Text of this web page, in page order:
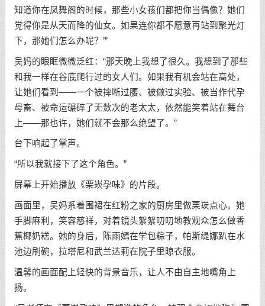
知道你在凤舞阁的时候，那些小女孩们都把你当偶像？她们
觉得你是从天而降的仙女。如果连你都不愿意再站到聚光灯
下，那她们怎么办呢？’”
吴妈的眼眶微微泛红：“那天晚上我想了很久。我想到了那些
和我一样在谷底爬行过的女人们。如果我有机会站在高处，
让她们看到——一个被摔断过腰、被做过实验、被当作代孕
母畜、被命运碾碎了无数次的老太太，依然能笑着站在舞台
上——那也许，她们就不会那么绝望了。”
台下响起了掌声。
“所以我就接下了这个角色。”
屏幕上开始播放《栗崁孕味》的片段。
画面里，吴妈系着围裙在红粉之家的厨房里做栗崁点心。她
手脚麻利，笑容慈祥，对着镜头絮絮叨叨地教观众怎么做香
蕉椰奶糕。她的身后，陈雨嫣在学包粽子，帕斯缇娜趴在水
池边刷碗，拉塔尼和武兰达莉在院子里晾衣服。
温馨的画面配上轻快的背景音乐，让人不由自主地嘴角上
扬。